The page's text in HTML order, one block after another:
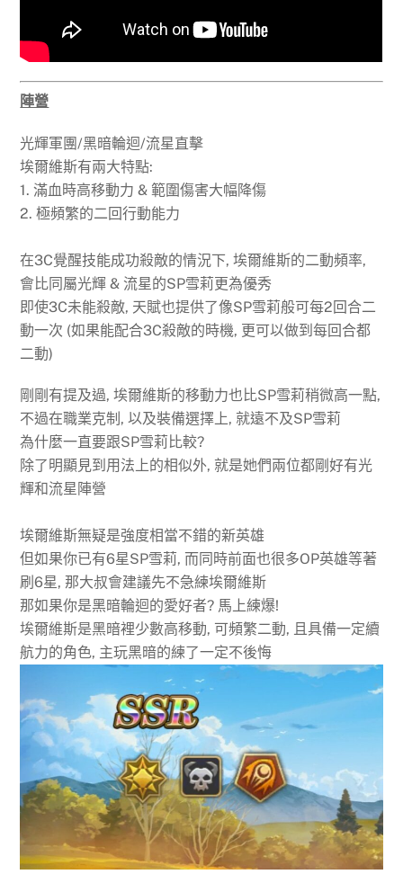
陣營
光輝軍團/黑暗輪迴/流星直擊
埃爾維斯有兩大特點:
1. 滿血時高移動力 & 範圍傷害大幅降傷
2. 極頻繁的二回行動能力
在3C覺醒技能成功殺敵的情況下, 埃爾維斯的二動頻率,
會比同屬光輝 & 流星的SP雪莉更為優秀
即使3C未能殺敵, 天賦也提供了像SP雪莉般可每2回合二
動一次 (如果能配合3C殺敵的時機, 更可以做到每回合都
二動)
剛剛有提及過, 埃爾維斯的移動力也比SP雪莉稍微高一點,
不過在職業克制, 以及裝備選擇上, 就遠不及SP雪莉
為什麼一直要跟SP雪莉比較?
除了明顯見到用法上的相似外, 就是她們兩位都剛好有光
輝和流星陣營
埃爾維斯無疑是強度相當不錯的新英雄
但如果你已有6星SP雪莉, 而同時前面也很多OP英雄等著
刷6星, 那大叔會建議先不急練埃爾維斯
那如果你是黑暗輪迴的愛好者? 馬上練爆!
埃爾維斯是黑暗裡少數高移動, 可頻繁二動, 且具備一定續
航力的角色, 主玩黑暗的練了一定不後悔